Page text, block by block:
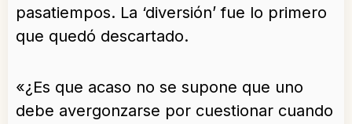
pasatiempos. La ‘diversión’ fue lo primero
que quedó descartado.
«¿Es que acaso no se supone que uno
debe avergonzarse por cuestionar cuando